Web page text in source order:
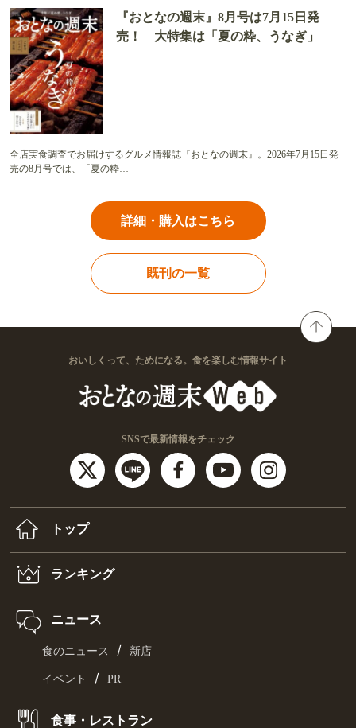
『おとなの週末』8月号は7月15日発
売！ 大特集は「夏の粋、うなぎ」
全店実食調査でお届けするグルメ情報誌『おとなの週末』。2026年7月15日発
売の8月号では、「夏の粋…
詳細・購入はこちら
既刊の一覧
おいしくって、ためになる。食を楽しむ情報サイト
SNSで最新情報をチェック
トップ
ランキング
ニュース
食のニュース / 新店
イベント / PR
食事・レストラン